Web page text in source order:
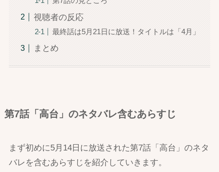
視聴者の反応
最終話は5月21日に放送！タイトルは「4月」
まとめ
第7話「高台」のネタバレ含むあらすじ
まず初めに5月14日に放送された第7話「高台」のネタ
バレを含むあらすじを紹介していきます。